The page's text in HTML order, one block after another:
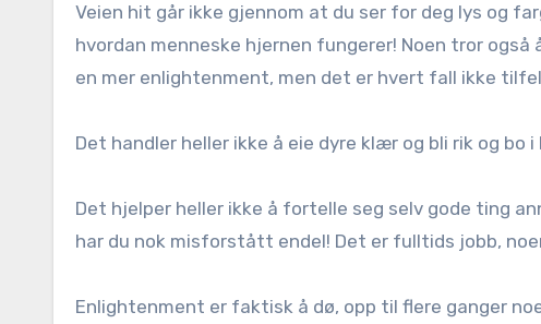
Veien hit går ikke gjennom at du ser for deg lys og
hvordan menneske hjernen fungerer! Noen tror
en mer enlightenment, men det er hvert fall ikke
Det handler heller ikke å eie dyre klær og bli rik og bo
Det hjelper heller ikke å fortelle seg selv gode ting
har du nok misforstått endel! Det er fulltids jobb,
Enlightenment er faktisk å dø, opp til flere ganger